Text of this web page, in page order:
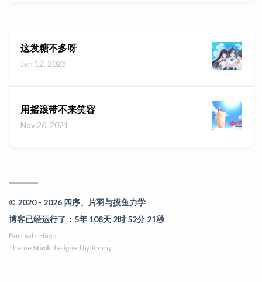
这发糖不多呀
Jan 12, 2023
用摇滚带不来笑容
Nov 26, 2021
© 2020 - 2026 四序、片羽与摸鱼力学
博客已经运行了：5年 108天 2时 52分 21秒
Built with Hugo
Theme Stack designed byJimmy